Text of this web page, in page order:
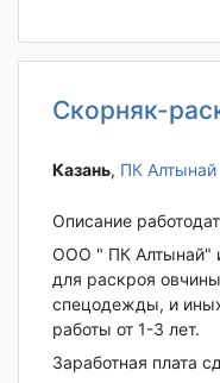
Скорняк-
Казань‎, ПК Алтынай
Описание
ООО " ПК Алтынай"
для раскроя
спецодежды, и
работы от 1-3 лет.
Заработная плата